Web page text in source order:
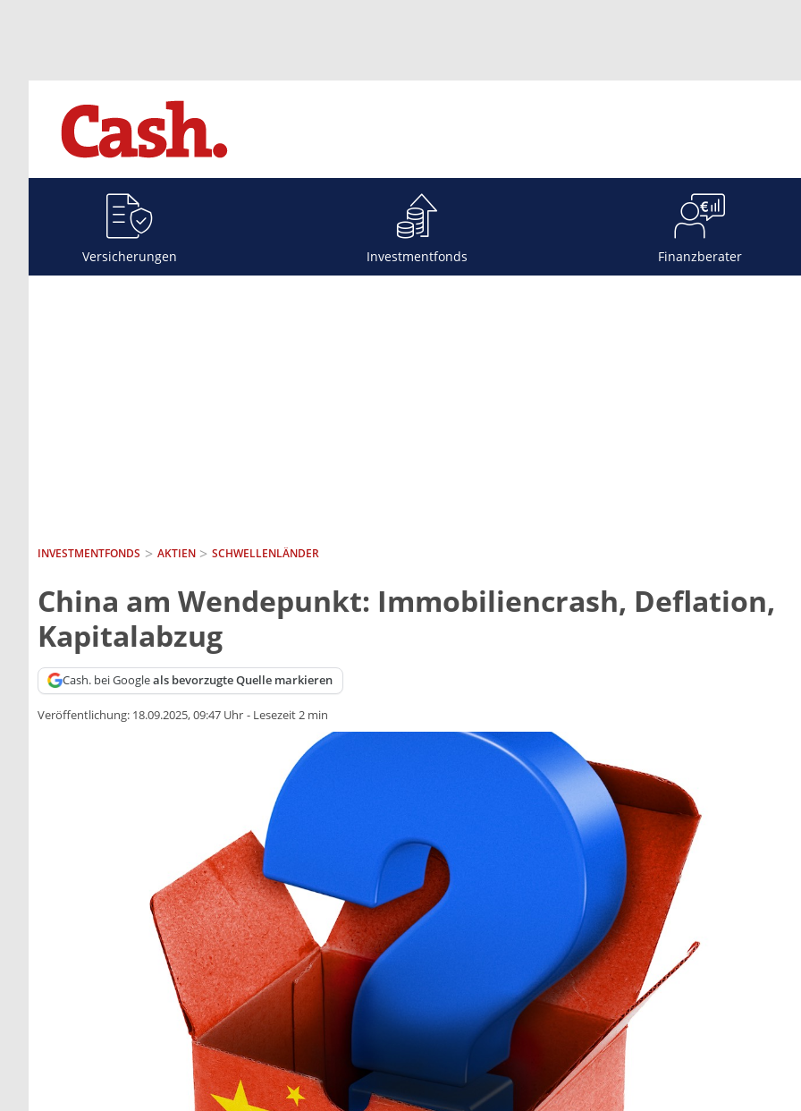
Versicherungen Investmentfonds Finanzberater
INVESTMENTFONDS AKTIEN SCHWELLENLÄNDER
China am Wendepunkt: Immobiliencrash, Deflation,
Kapitalabzug
Cash. bei Googleals bevorzugte Quelle markieren
Veröffentlichung: 18.09.2025, 09:47 Uhr - Lesezeit 2 min